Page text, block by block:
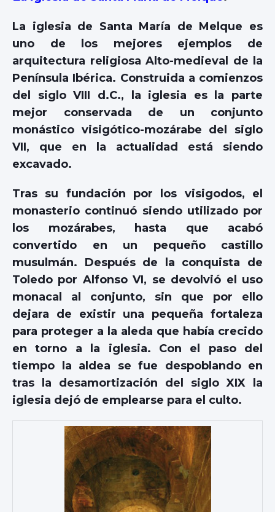
La iglesia de Santa María de Melque es
uno de los mejores ejemplos de
arquitectura religiosa Alto-medieval de la
Península Ibérica. Construida a comienzos
del siglo VIII d.C., la iglesia es la parte
mejor conservada de un conjunto
monástico visigótico-mozárabe del siglo
VII, que en la actualidad está siendo
excavado.
Tras su fundación por los visigodos, el
monasterio continuó siendo utilizado por
los mozárabes, hasta que acabó
convertido en un pequeño castillo
musulmán. Después de la conquista de
Toledo por Alfonso VI, se devolvió el uso
monacal al conjunto, sin que por ello
dejara de existir una pequeña fortaleza
para proteger a la aleda que había crecido
en torno a la iglesia. Con el paso del
tiempo la aldea se fue despoblando en
tras la desamortización del siglo XIX la
iglesia dejó de emplearse para el culto.